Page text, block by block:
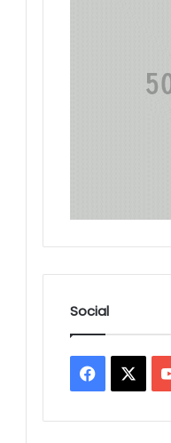
Social
Facebook